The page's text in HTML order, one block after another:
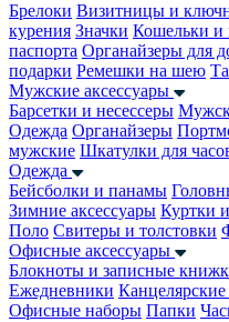
Брелоки Визитницы и
курения Значки Кошельки и
паспорта Органайзеры для
подарки Ремешки на шею
Мужские аксессуары
Барсетки и несессеры
Одежда Органайзеры
мужские Шкатулки для
Одежда
Бейсболки и панамы
Зимние аксессуары Куртки
Поло Свитеры и толстовки
Офисные аксессуары
Блокноты и записные
Ежедневники
Офисные наборы Папки